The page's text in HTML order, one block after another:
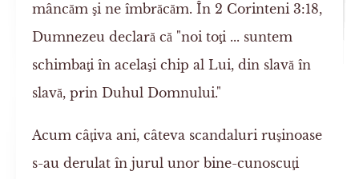
mâncăm şi ne îmbrăcăm. În 2 Corinteni 3:18,
Dumnezeu declară că "noi toţi ... suntem
schimbaţi în acelaşi chip al Lui, din slavă în
slavă, prin Duhul Domnului."
Acum câţiva ani, câteva scandaluri ruşinoase
s-au derulat în jurul unor bine-cunoscuţi